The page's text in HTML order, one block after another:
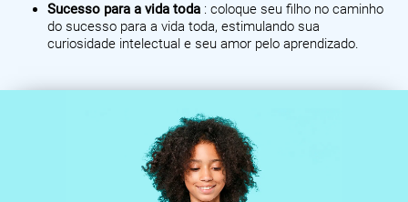
Sucesso para a vida toda : coloque seu filho no caminho
do sucesso para a vida toda, estimulando sua
curiosidade intelectual e seu amor pelo aprendizado.